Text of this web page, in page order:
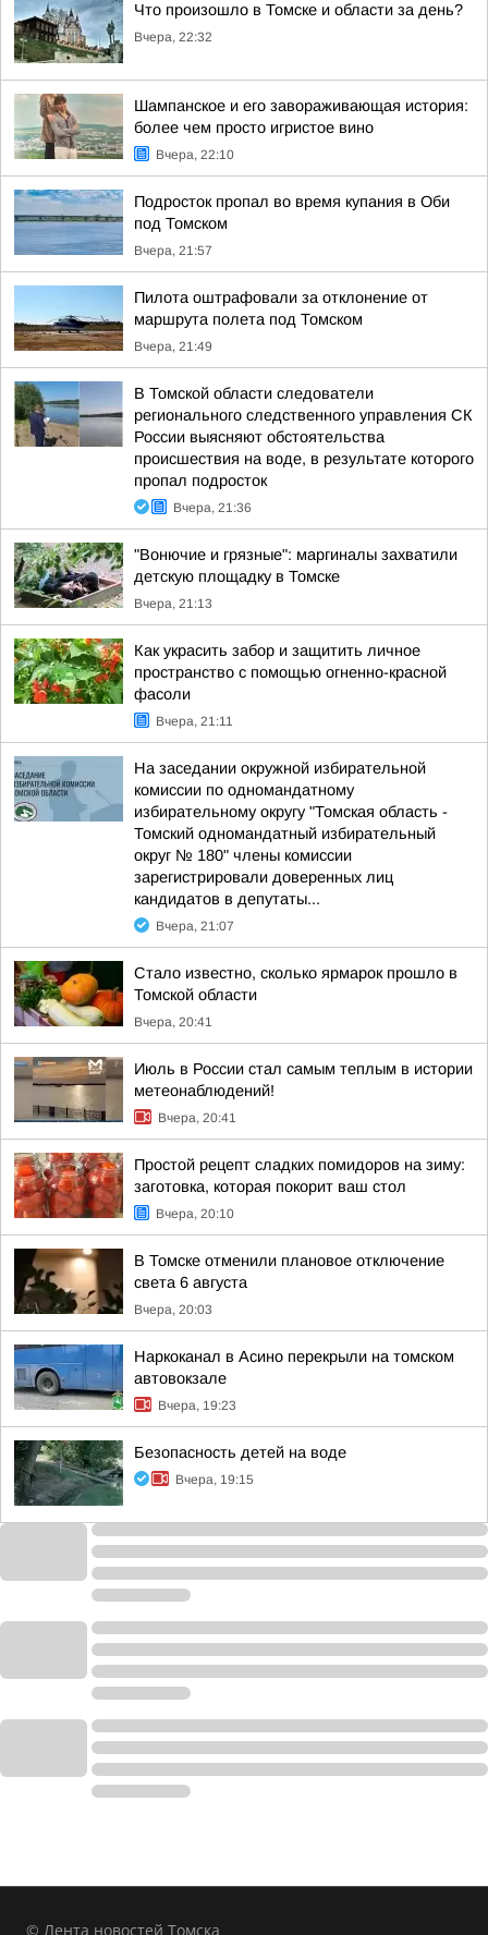
Что произошло в Томске и области за день?
Вчера, 22:32
Шампанское и его завораживающая история:
более чем просто игристое вино
Вчера, 22:10
Подросток пропал во время купания в Оби
под Томском
Вчера, 21:57
Пилота оштрафовали за отклонение от
маршрута полета под Томском
Вчера, 21:49
В Томской области следователи
регионального следственного управления СК
России выясняют обстоятельства
происшествия на воде, в результате которого
пропал подросток
Вчера, 21:36
"Вонючие и грязные": маргиналы захватили
детскую площадку в Томске
Вчера, 21:13
Как украсить забор и защитить личное
пространство с помощью огненно-красной
фасоли
Вчера, 21:11
На заседании окружной избирательной
комиссии по одномандатному
избирательному округу "Томская область -
Томский одномандатный избирательный
округ № 180" члены комиссии
зарегистрировали доверенных лиц
кандидатов в депутаты...
Вчера, 21:07
Стало известно, сколько ярмарок прошло в
Томской области
Вчера, 20:41
Июль в России стал самым теплым в истории
метеонаблюдений!
Вчера, 20:41
Простой рецепт сладких помидоров на зиму:
заготовка, которая покорит ваш стол
Вчера, 20:10
В Томске отменили плановое отключение
света 6 августа
Вчера, 20:03
Наркоканал в Асино перекрыли на томском
автовокзале
Вчера, 19:23
Безопасность детей на воде
Вчера, 19:15
© Лента новостей Томска